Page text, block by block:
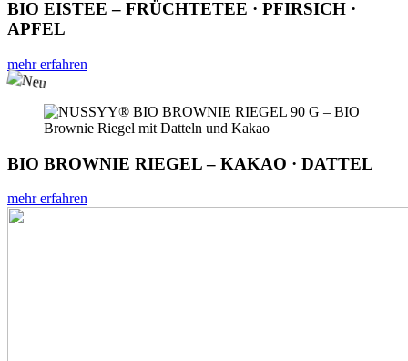
BIO EISTEE – FRÜCHTETEE · PFIRSICH ·
APFEL
mehr erfahren
BIO BROWNIE RIEGEL – KAKAO · DATTEL
mehr erfahren